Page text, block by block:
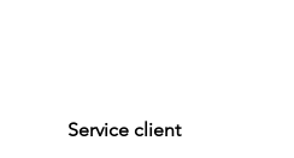
Service client